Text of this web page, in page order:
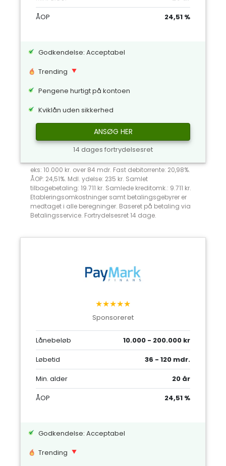
ÅOP
24,51 %
Godkendelse: Acceptabel
Trending
Pengene hurtigt på kontoen
Kviklån uden sikkerhed
ANSØG HER
14 dages fortrydelsesret
eks: 10.000 kr. over 84 mdr. Fast debitorrente: 20,98%.
ÅOP: 24,51%. Mdl. ydelse: 235 kr. Samlet
tilbagebetaling: 19.711 kr. Samlede kreditomk.: 9.711 kr.
Etableringsomkostninger samt betalingsgebyrer er
medtaget i alle beregninger. Baseret på betaling via
Betalingsservice. Fortrydelsesret 14 dage.
★★★★★
Sponsoreret
Lånebeløb
10.000 - 200.000 kr
Løbetid
36 - 120 mdr.
Min. alder
20 år
ÅOP
24,51 %
Godkendelse: Acceptabel
Trending